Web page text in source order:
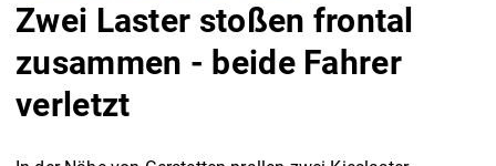
Zwei Laster stoßen frontal
zusammen - beide Fahrer
verletzt